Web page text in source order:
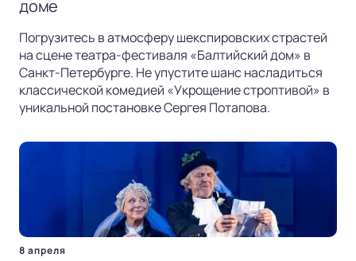
доме
Погрузитесь в атмосферу шекспировских страстей
на сцене театра-фестиваля «Балтийский дом» в
Санкт-Петербурге. Не упустите шанс насладиться
классической комедией «Укрощение строптивой» в
уникальной постановке Сергея Потапова.
8 апреля